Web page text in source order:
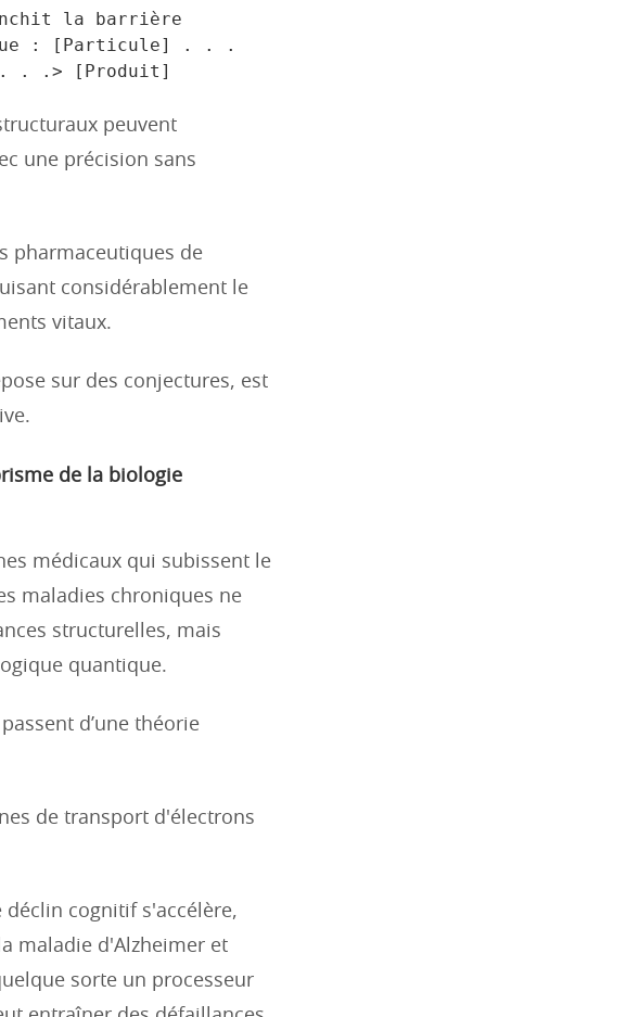
la barrière
: [Particule] . . .
peuvent
une précision sans
pharmaceutiques de
considérablement le
vitaux.
sur des conjectures, est
de la biologie
médicaux qui subissent le
maladies chroniques ne
structurelles, mais
quantique.
d’une théorie
de transport d'électrons
déclin cognitif s'accélère,
maladie d'Alzheimer et
sorte un processeur